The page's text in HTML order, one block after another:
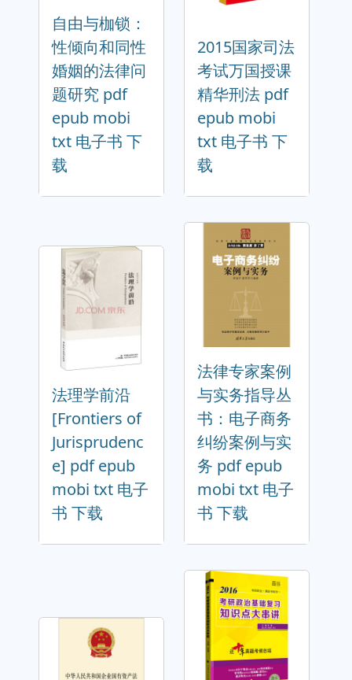
自由与枷锁：
性倾向和同性
婚姻的法律问
题研究 pdf
epub mobi
txt 电子书 下
载
2015国家司法
考试万国授课
精华刑法 pdf
epub mobi
txt 电子书 下
载
法理学前沿
[Frontiers of
Jurisprudenc
e] pdf epub
mobi txt 电子
书 下载
法律专家案例
与实务指导丛
书：电子商务
纠纷案例与实
务 pdf epub
mobi txt 电子
书 下载